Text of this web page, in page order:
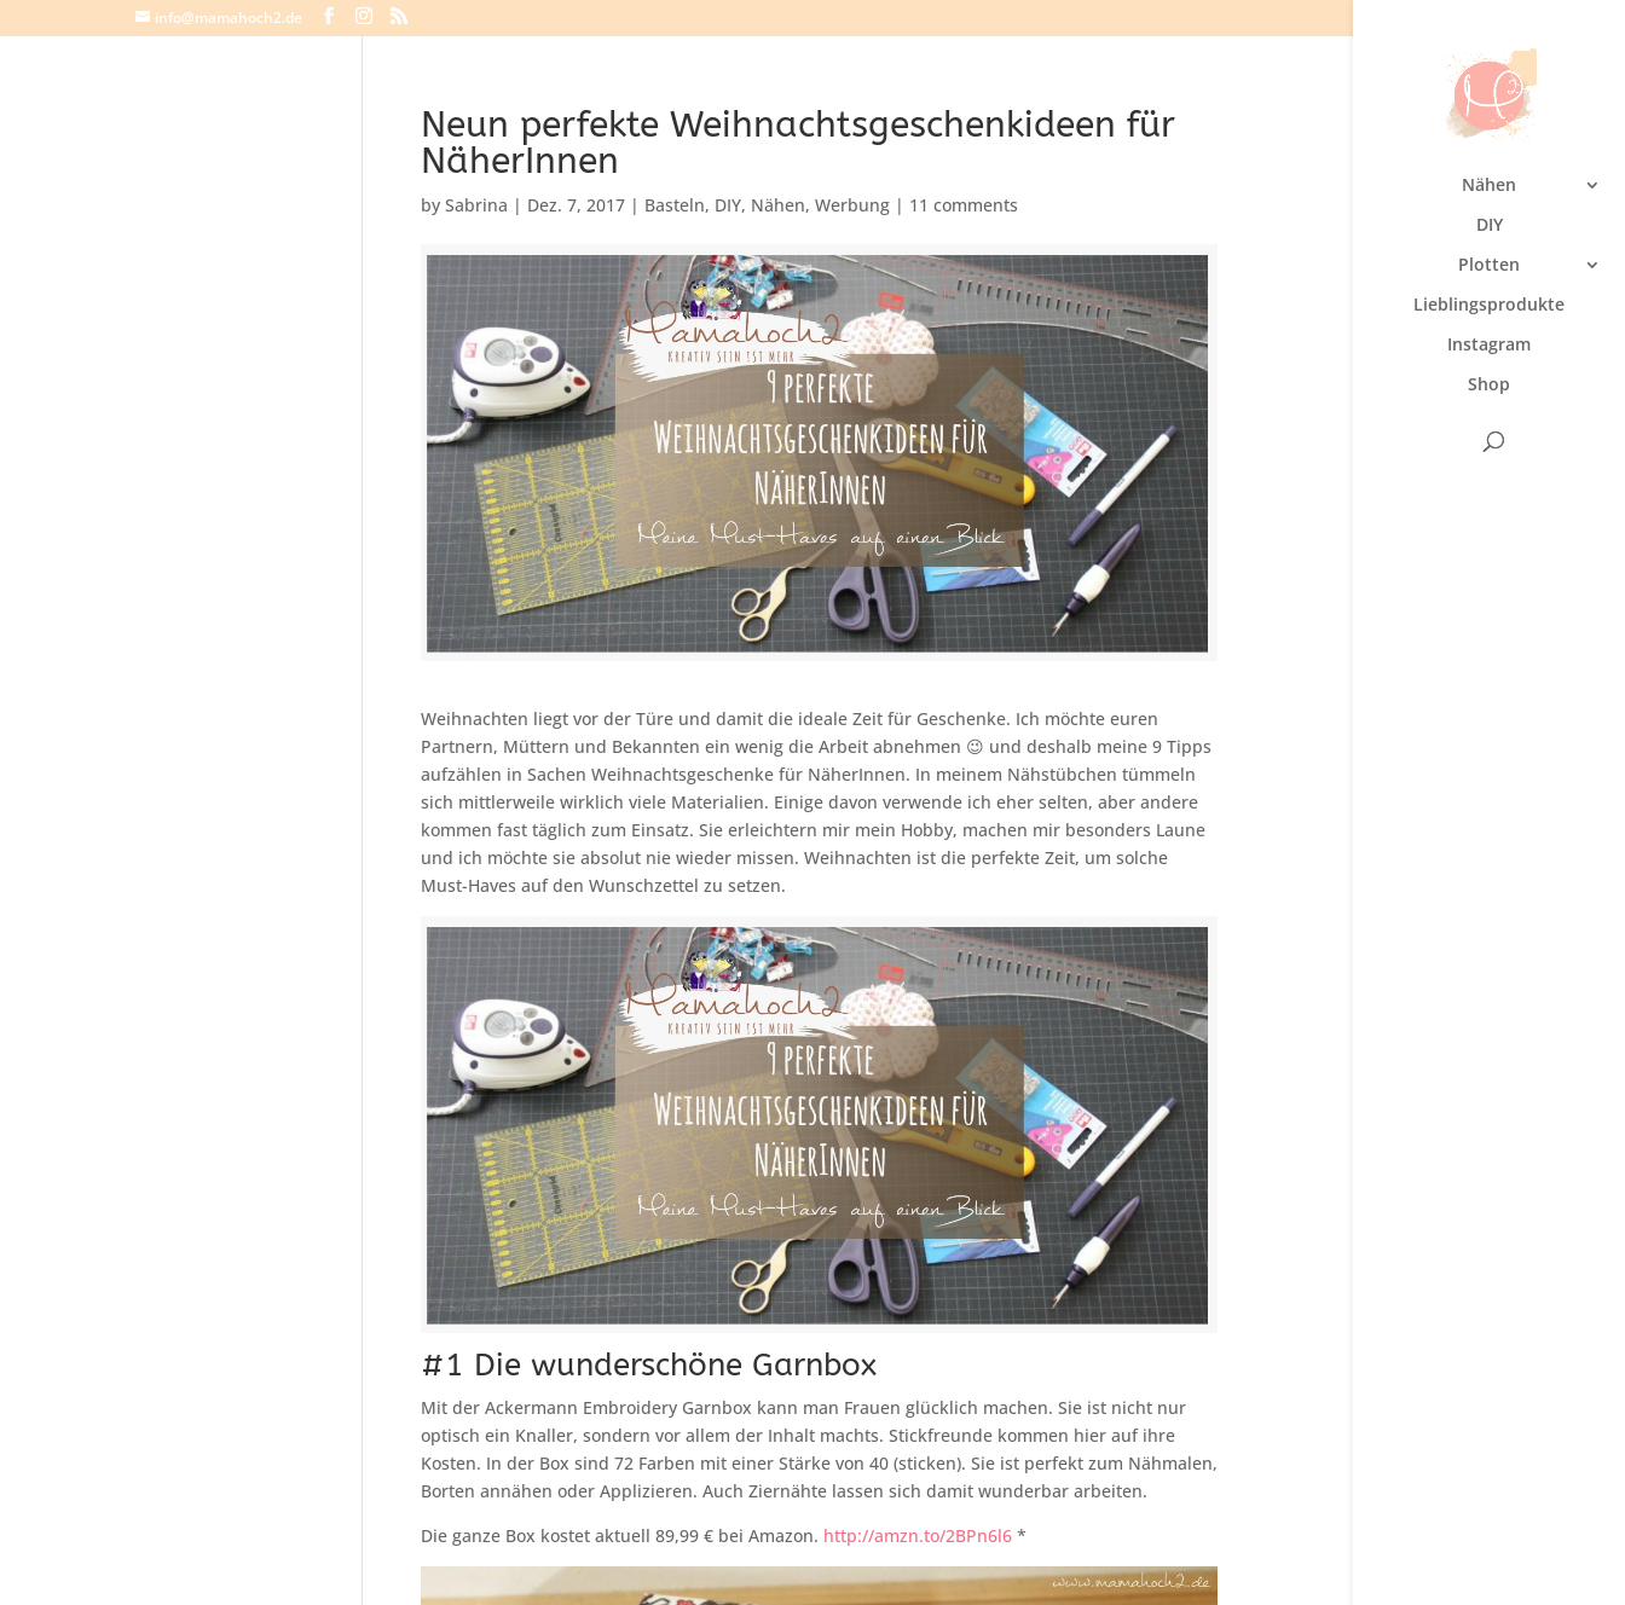
info@mamahoch2.de
Nähen
DIY
Plotten
Lieblingsprodukte
Instagram
Shop
Neun perfekte Weihnachtsgeschenkideen für
NäherInnen
bySabrina | Dez. 7, 2017 | Basteln, DIY, Nähen,Werbung | 11 comments
Weihnachten liegt vor der Türe und damit die ideale Zeit für Geschenke. Ich möchte euren
Partnern, Müttern und Bekannten ein wenig die Arbeit abnehmen 😉 und deshalb meine 9 Tipps
aufzählen in Sachen Weihnachtsgeschenke für NäherInnen. In meinem Nähstübchen tümmeln
sich mittlerweile wirklich viele Materialien. Einige davon verwende ich eher selten, aber andere
kommen fast täglich zum Einsatz. Sie erleichtern mir mein Hobby, machen mir besonders Laune
und ich möchte sie absolut nie wieder missen. Weihnachten ist die perfekte Zeit, um solche
Must-Haves auf den Wunschzettel zu setzen.
#1 Die wunderschöne Garnbox
Mit der Ackermann Embroidery Garnbox kann man Frauen glücklich machen. Sie ist nicht nur
optisch ein Knaller, sondern vor allem der Inhalt machts. Stickfreunde kommen hier auf ihre
Kosten. In der Box sind 72 Farben mit einer Stärke von 40 (sticken). Sie ist perfekt zum Nähmalen,
Borten annähen oder Applizieren. Auch Ziernähte lassen sich damit wunderbar arbeiten.
Die ganze Box kostet aktuell 89,99 € bei Amazon. http://amzn.to/2BPn6l6 *